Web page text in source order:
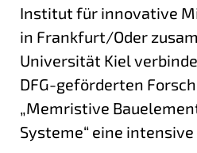
Institut für innovative
in Frankfurt/Oder
Universität Kiel
DFG-geförderten
„Memristive
Systeme“ eine